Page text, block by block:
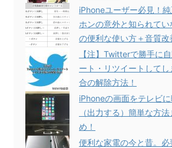
iPhoneユーザー必見！
ホンの意外と知られて
の便利な使い方＋音質改
【注】Twitterで勝手に
ート・リツイートしてし
合の解除方法！
iPhoneの画面をテレビ
（出力する）簡単な方法
め！
便利な家電の今と昔。必